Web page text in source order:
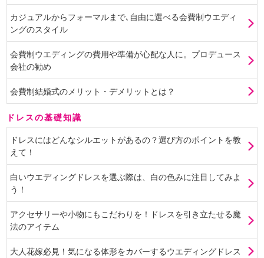
カジュアルからフォーマルまで､自由に選べる会費制ウエディ
ングのスタイル
会費制ウエディングの費用や準備が心配な人に。プロデュース
会社の勧め
会費制結婚式のメリット・デメリットとは？
ドレスの基礎知識
ドレスにはどんなシルエットがあるの？選び方のポイントを教
えて！
白いウエディングドレスを選ぶ際は、白の色みに注目してみよ
う！
アクセサリーや小物にもこだわりを！ドレスを引き立たせる魔
法のアイテム
大人花嫁必見！気になる体形をカバーするウエディングドレス